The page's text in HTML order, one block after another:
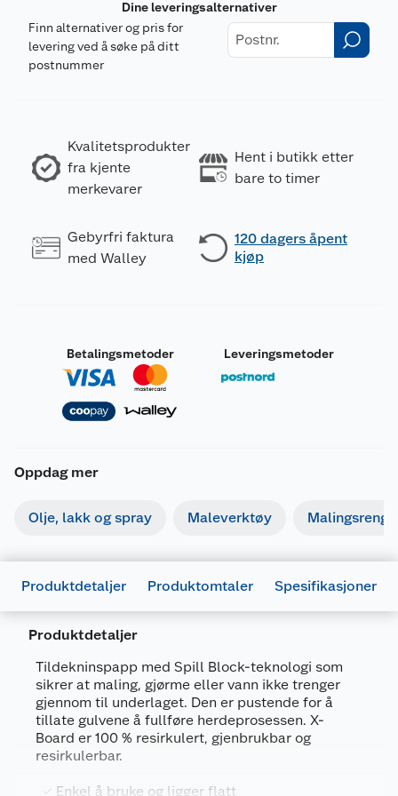
Dine leveringsalternativer
Finn alternativer og pris for
levering ved å søke på ditt
postnummer
Kvalitetsprodukter
fra kjente
merkevarer
Hent i butikk etter
bare to timer
Gebyrfri faktura
med Walley
120 dagers åpent
kjøp
Betalingsmetoder Leveringsmetoder
Oppdag mer
Olje, lakk og spray Maleverktøy
Produktdetaljer Produktomtaler Spesifikasjoner
Produktdetaljer
Tildekninspapp med Spill Block-teknologi som
sikrer at maling, gjørme eller vann ikke trenger
gjennom til underlaget. Den er pustende for å
tillate gulvene å fullføre herdeprosessen. X-
Board er 100 % resirkulert, gjenbrukbar og
resirkulerbar.
Enkel å bruke og ligger flatt
Artikkelnummer
47034123756
Leverandørens artikkelnummer
12375
Størrelse
89 CM X 15.24 M